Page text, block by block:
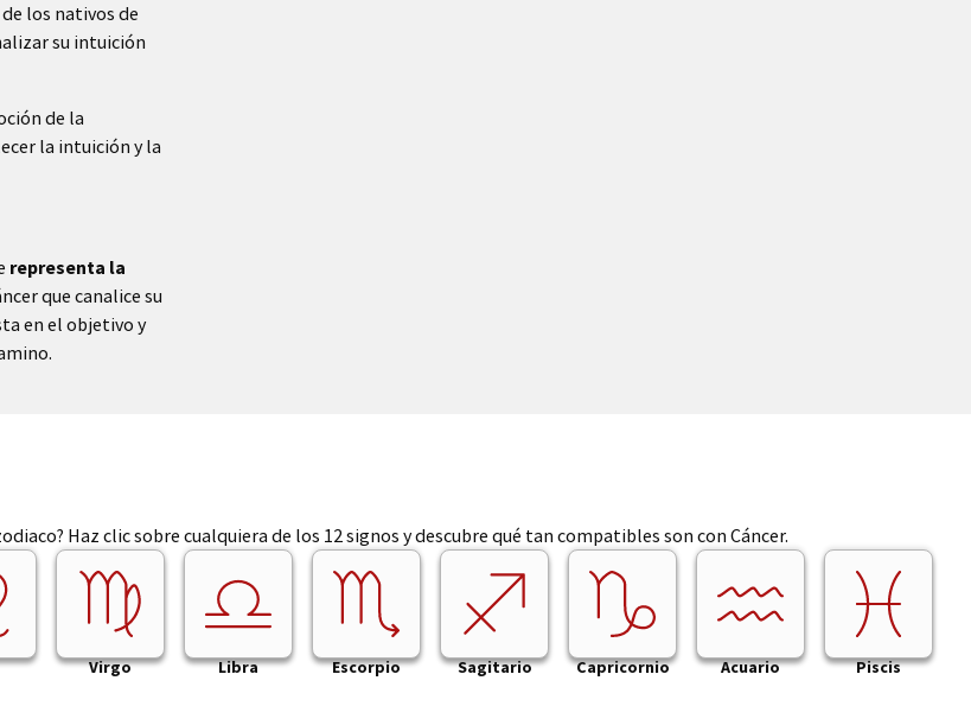
los nativos de
su intuición
de la
la intuición y la
representa la
que canalice su
en el objetivo y
Haz clic sobre cualquiera de los 12 signos y descubre qué tan compatibles son con Cáncer.
Virgo Libra Escorpio Sagitario Capricornio Acuario Piscis